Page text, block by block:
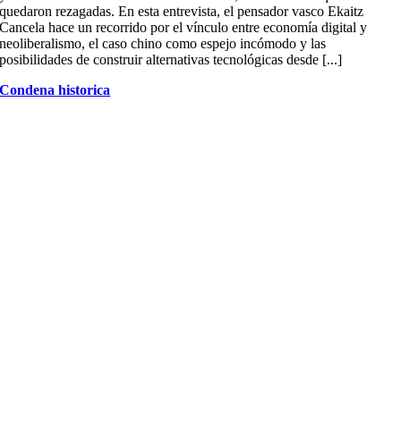
quedaron rezagadas. En esta entrevista, el pensador vasco Ekaitz
Cancela hace un recorrido por el vínculo entre economía digital y
neoliberalismo, el caso chino como espejo incómodo y las
posibilidades de construir alternativas tecnológicas desde [...]
Condena historica